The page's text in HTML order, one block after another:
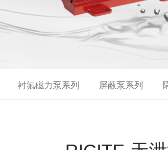
衬氟磁力泵系列 屏蔽泵系列